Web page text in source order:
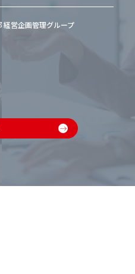
経営企画管理グループ